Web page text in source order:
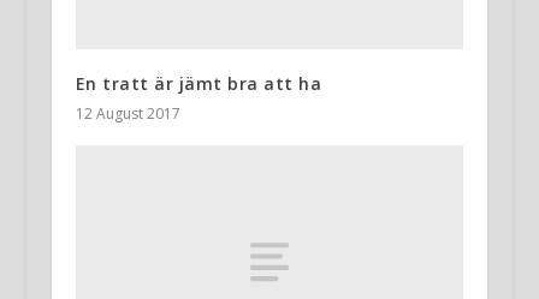
En tratt är jämt bra att ha
12 August 2017